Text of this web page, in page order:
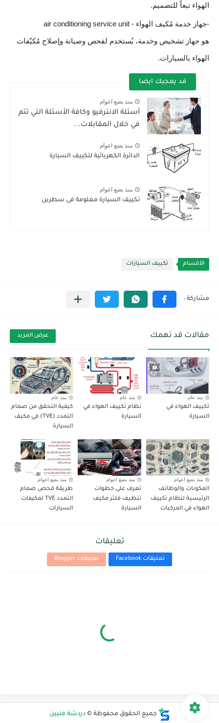
الهواء تبعاً للتصميم.
-جهاز خدمة مُكيف الهواء - air conditioning service unit
هو جهاز تشخيص وخدمة، يُستخدم لفحص وصيانة وإصلاح مُكيّفات
الهواء بالسيارات.
قد يعجبك ايضا
منذ بضع اعوام
أسئلة الانترفيو وكافة الأسئلة التي تتم
في خلال المقابلات...
منذ بضع اعوام
الدائرة الكهربائية لتكييف السيارة
منذ بضع اعوام
تكييف السيارة معلومة فى سطرين
الأقسام تكييف السيارات
مقالات قد تهمك عرض المزيد
منذ عام
تكييف الهواء في
السيارة
منذ عام
نظام تكييف الهواء في
السيارة
منذ عام
كيفية التحقق من صمام
التمدد (TVE) في مكيف
السيارة
منذ بضع اعوام
المكونات والوظائف
الرئيسية لنظام تكييف
الهواء في المركبات
منذ بضع اعوام
تعرف على خطوات
تنظيف فلتر مكيف
السيارة
منذ بضع اعوام
طريقة فحص صمام
التمدد TVE لمكيفات
السيارات
تعليقات
تعليقات Facebook تعليقات Blogger
جميع الحقوق محفوظة © دردشة فنيين